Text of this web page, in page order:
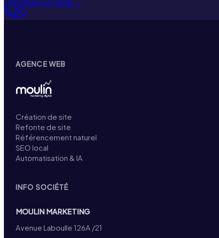
Demander un devis→
AGENCE WEB
Création de site
Refonte de site
Référencement naturel
SEO local
Automatisation & IA
INFO SOCIÉTÉ
MOULIN MARKETING
Avenue Laboulle 126A /21